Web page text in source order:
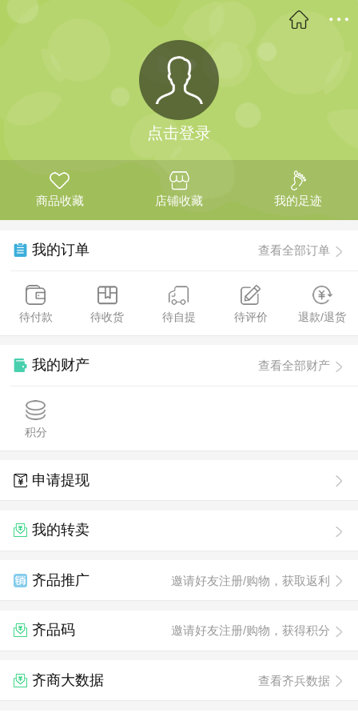
点击登录
商品收藏 店铺收藏 我的足迹
我的订单 查看全部订单
待付款 待收货 待自提 待评价 退款/退货
我的财产 查看全部财产
积分
申请提现
我的转卖
齐品推广 邀请好友注册/购物，获取返利
齐品码 邀请好友注册/购物，获得积分
齐商大数据 查看齐兵数据